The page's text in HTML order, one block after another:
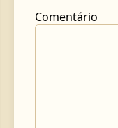
Comentário